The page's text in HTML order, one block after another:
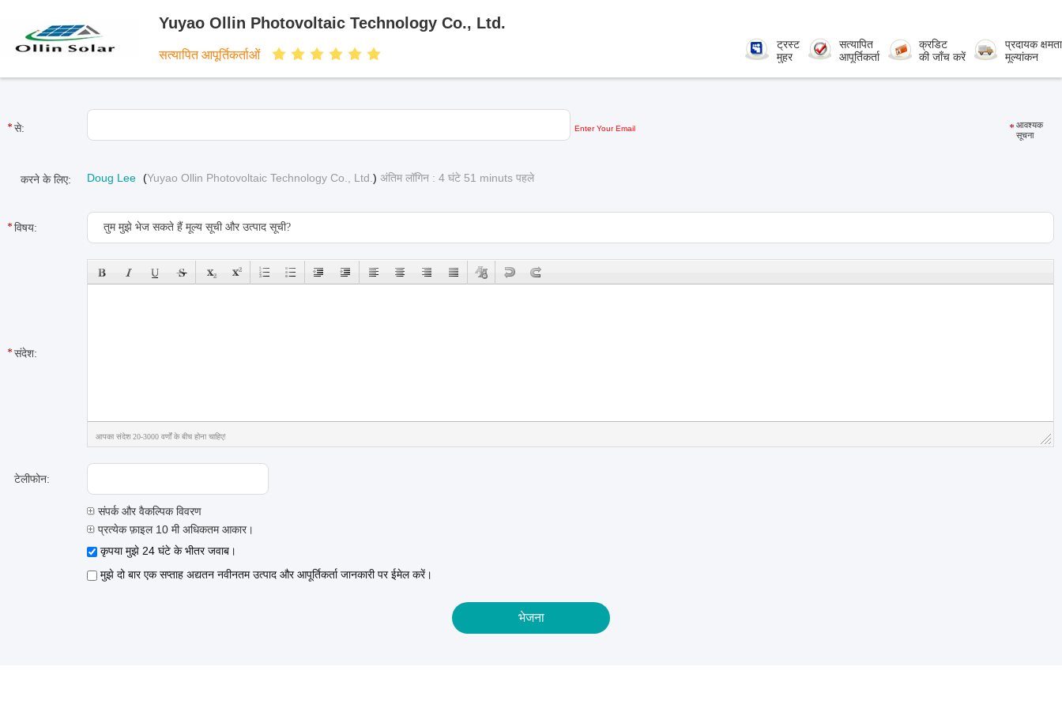
Yuyao Ollin Photovoltaic Technology Co., Ltd.
सत्यापित आपूर्तिकर्ताओं
ट्रस्ट
मुहर
सत्यापित
आपूर्तिकर्ता
क्रडिट
की जाँच करें
प्रदायक क्षमता
मूल्यांकन
से: Enter Your Email
आवश्यक
सूचना
करने के लिए: Doug Lee (Yuyao Ollin Photovoltaic Technology Co., Ltd. ) अंतिम लॉगिन : 4 घंटे 51 minuts पहले
विषय:
संदेश:
आपका संदेश 20-3000 वर्णों के बीच होना चाहिए!
टेलीफोन:
संपर्क और वैकल्पिक विवरण
प्रत्येक फ़ाइल 10 मी अधिकतम आकार।
कृपया मुझे 24 घंटे के भीतर जवाब।
मुझे दो बार एक सप्ताह अद्यतन नवीनतम उत्पाद और आपूर्तिकर्ता जानकारी पर ईमेल करें।